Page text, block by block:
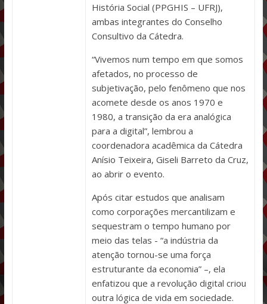
História Social (PPGHIS – UFRJ),
ambas integrantes do Conselho
Consultivo da Cátedra.
“Vivemos num tempo em que somos
afetados, no processo de
subjetivação, pelo fenômeno que nos
acomete desde os anos 1970 e
1980, a transição da era analógica
para a digital”, lembrou a
coordenadora acadêmica da Cátedra
Anísio Teixeira, Giseli Barreto da Cruz,
ao abrir o evento.
Após citar estudos que analisam
como corporações mercantilizam e
sequestram o tempo humano por
meio das telas - “a indústria da
atenção tornou-se uma força
estruturante da economia” –, ela
enfatizou que a revolução digital criou
outra lógica de vida em sociedade.